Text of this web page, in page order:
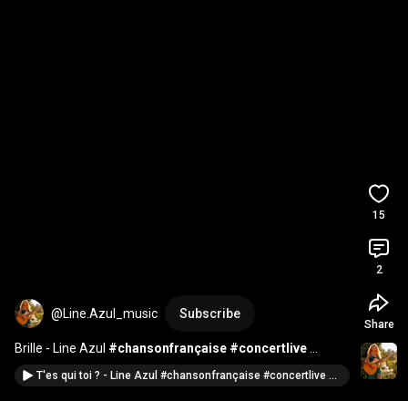
@Line.Azul_music Subscribe
Brille - Line Azul #chansonfrançaise #concertlive
#music#live#singer#joie#chant#brille#life
T'es qui toi ? - Line Azul #chansonfrançaise #concertlive #musique #singer #music #amour #lovesong
15
2
Share